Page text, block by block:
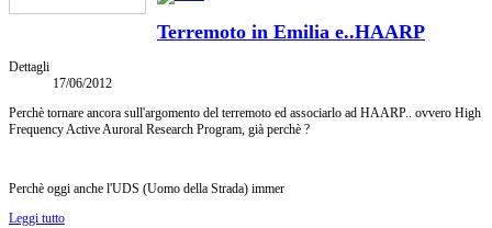
Terremoto in Emilia e..HAARP
Dettagli
17/06/2012
Perchè tornare ancora sull'argomento del terremoto ed associarlo ad HAARP.. ovvero High
Frequency Active Auroral Research Program, già perchè ?
Perchè oggi anche l'UDS (Uomo della Strada) immer
Leggi tutto